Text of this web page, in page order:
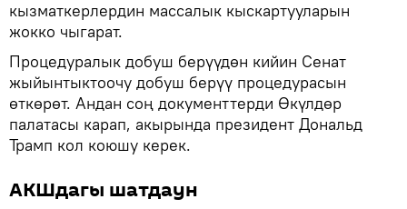
кызматкерлердин массалык кыскартууларын
жокко чыгарат.
Процедуралык добуш берүүдөн кийин Сенат
жыйынтыктоочу добуш берүү процедурасын
өткөрөт. Андан соң документтерди Өкүлдөр
палатасы карап, акырында президент Дональд
Трамп кол коюшу керек.
АКШдагы шатдаун